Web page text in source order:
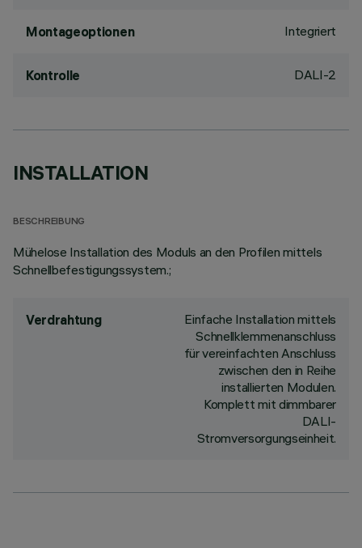
Montageoptionen Integriert
Kontrolle DALI-2
INSTALLATION
BESCHREIBUNG
Mühelose Installation des Moduls an den Profilen mittels
Schnellbefestigungssystem.;
Verdrahtung
Einfache Installation mittels
Schnellklemmenanschluss
für vereinfachten Anschluss
zwischen den in Reihe
installierten Modulen.
Komplett mit dimmbarer
DALI-
Stromversorgungseinheit.